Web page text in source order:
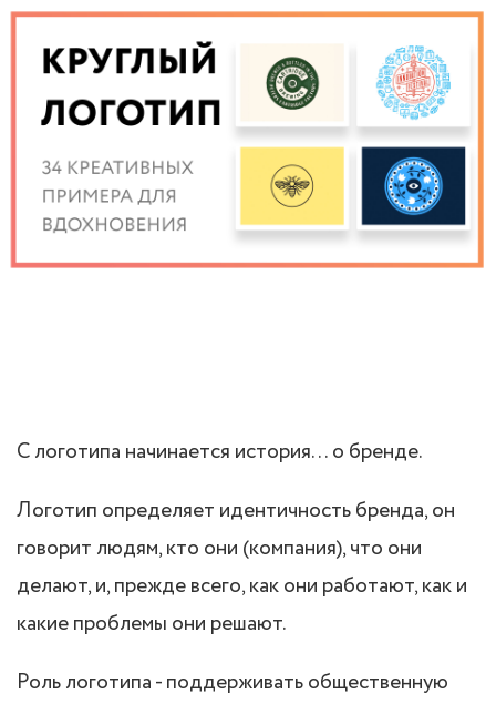
С логотипа начинается история… о бренде.
Логотип определяет идентичность бренда, он
говорит людям, кто они (компания), что они
делают, и, прежде всего, как они работают, как и
какие проблемы они решают.
Роль логотипа - поддерживать общественную